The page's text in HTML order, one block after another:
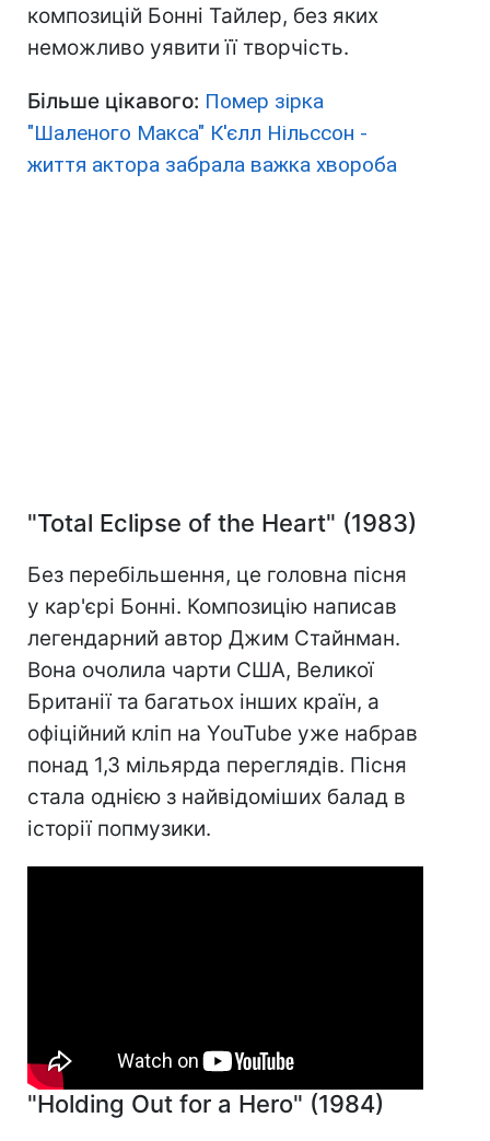
композицій Бонні Тайлер, без яких
неможливо уявити її творчість.
Більше цікавого: Помер зірка
"Шаленого Макса" К'єлл Нільссон -
життя актора забрала важка хвороба
"Total Eclipse of the Heart" (1983)
Без перебільшення, це головна пісня
у кар'єрі Бонні. Композицію написав
легендарний автор Джим Стайнман.
Вона очолила чарти США, Великої
Британії та багатьох інших країн, а
офіційний кліп на YouTube уже набрав
понад 1,3 мільярда переглядів. Пісня
стала однією з найвідоміших балад в
історії попмузики.
"Holding Out for a Hero" (1984)